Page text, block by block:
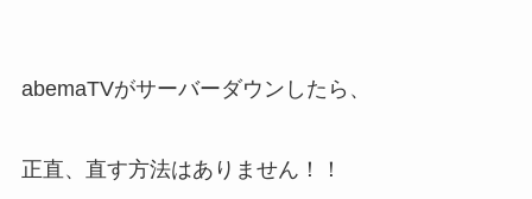
abemaTVがサーバーダウンしたら、
正直、直す方法はありません！！